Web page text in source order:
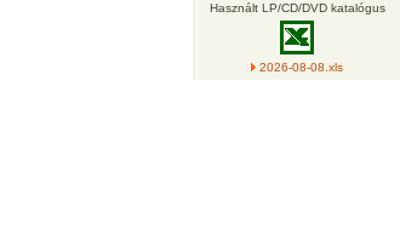
Használt LP/CD/DVD katalógus
2026-08-08.xls